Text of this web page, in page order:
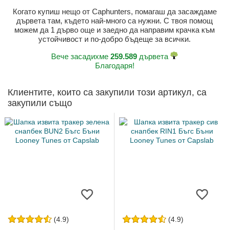
Когато купиш нещо от Caphunters, помагаш да засаждаме
дървета там, където най-много са нужни. С твоя помощ
можем да 1 дърво още и заедно да направим крачка към
устойчивост и по-добро бъдеще за всички.
Вече засадихме 259.589 дървета
Благодаря!
Клиентите, които са закупили този артикул, са
закупили също
(4.9) (4.9)